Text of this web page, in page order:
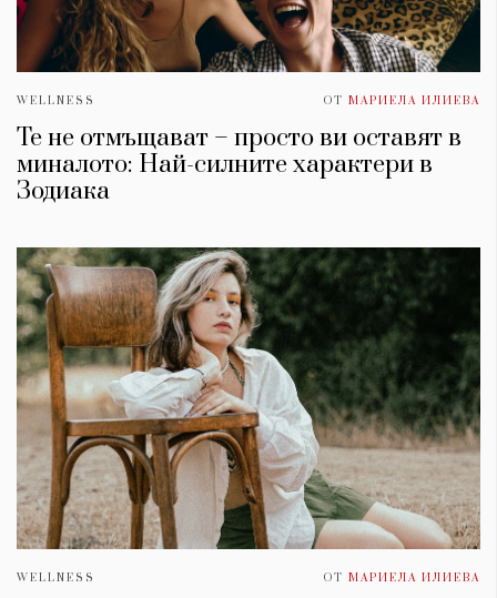
WELLNESS ОТ МАРИЕЛА ИЛИЕВА
Те не отмъщават – просто ви оставят в
миналото: Най-силните характери в
Зодиака
WELLNESS ОТ МАРИЕЛА ИЛИЕВА